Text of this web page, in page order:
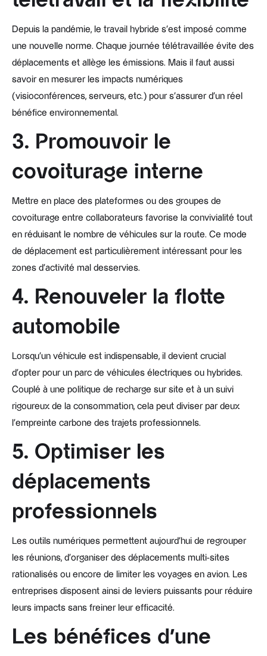
Depuis la pandémie, le travail hybride s’est imposé comme
une nouvelle norme. Chaque journée télétravaillée évite des
déplacements et allège les émissions. Mais il faut aussi
savoir en mesurer les impacts numériques
(visioconférences, serveurs, etc.) pour s’assurer d’un réel
bénéfice environnemental.
3. Promouvoir le
covoiturage interne
Mettre en place des plateformes ou des groupes de
covoiturage entre collaborateurs favorise la convivialité tout
en réduisant le nombre de véhicules sur la route. Ce mode
de déplacement est particulièrement intéressant pour les
zones d’activité mal desservies.
4. Renouveler la flotte
automobile
Lorsqu’un véhicule est indispensable, il devient crucial
d’opter pour un parc de véhicules électriques ou hybrides.
Couplé à une politique de recharge sur site et à un suivi
rigoureux de la consommation, cela peut diviser par deux
l’empreinte carbone des trajets professionnels.
5. Optimiser les
déplacements
professionnels
Les outils numériques permettent aujourd’hui de regrouper
les réunions, d’organiser des déplacements multi-sites
rationalisés ou encore de limiter les voyages en avion. Les
entreprises disposent ainsi de leviers puissants pour réduire
leurs impacts sans freiner leur efficacité.
Les bénéfices d’une